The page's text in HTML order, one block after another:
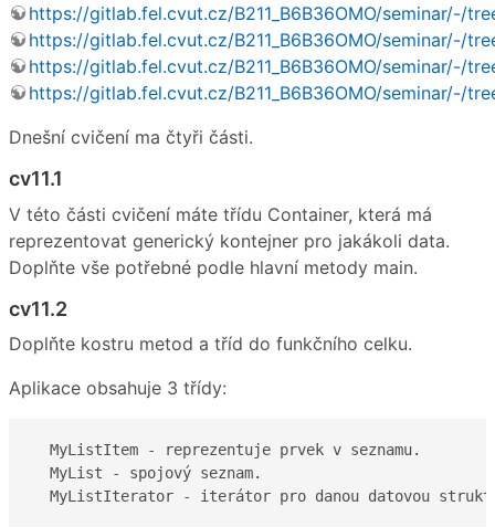
https://gitlab.fel.cvut.cz/B211_B6B36OMO/seminar/-/
https://gitlab.fel.cvut.cz/B211_B6B36OMO/seminar/-/
https://gitlab.fel.cvut.cz/B211_B6B36OMO/seminar/-/
https://gitlab.fel.cvut.cz/B211_B6B36OMO/seminar/-/
Dnešní cvičení ma čtyři části.
cv11.1
V této části cvičení máte třídu Container, která má
reprezentovat generický kontejner pro jakákoli data.
Doplňte vše potřebné podle hlavní metody main.
cv11.2
Doplňte kostru metod a tříd do funkčního celku.
Aplikace obsahuje 3 třídy:
  MyListItem - reprezentuje prvek v seznamu.
  MyList - spojový seznam.
MyListIterator - iterátor pro danou datovou